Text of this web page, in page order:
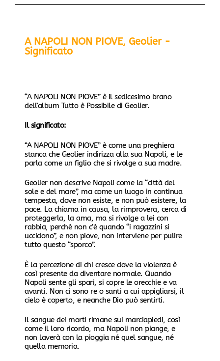
A NAPOLI NON PIOVE, Geolier -
Significato
“A NAPOLI NON PIOVE” è il sedicesimo brano
dell’album Tutto è Possibile di Geolier.
Il significato:
“A NAPOLI NON PIOVE” è come una preghiera
stanca che Geolier indirizza alla sua Napoli, e le
parla come un figlio che si rivolge a sua madre.
Geolier non descrive Napoli come la “città del
sole e del mare”, ma come un luogo in continua
tempesta, dove non esiste, e non può esistere, la
pace. La chiama in causa, la rimprovera, cerca di
proteggerla, la ama, ma si rivolge a lei con
rabbia, perché non c’è quando “i ragazzini si
uccidono”, e non piove, non interviene per pulire
tutto questo “sporco”.
È la percezione di chi cresce dove la violenza è
così presente da diventare normale. Quando
Napoli sente gli spari, si copre le orecchie e va
avanti. Non ci sono re o santi a cui appigliarsi, il
cielo è coperto, e neanche Dio può sentirti.
Il sangue dei morti rimane sui marciapiedi, così
come il loro ricordo, ma Napoli non piange, e
non laverà con la pioggia né quel sangue, né
quella memoria.